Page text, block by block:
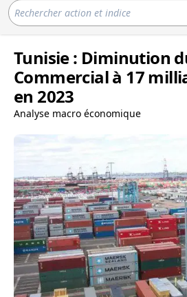
Tunisie : Diminution
Commercial à 17
en 2023
Analyse macro économique